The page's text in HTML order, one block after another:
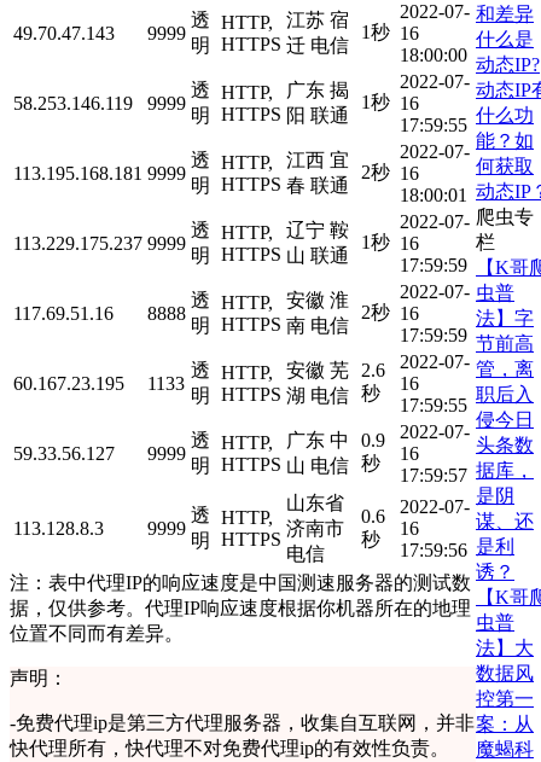
49.70.47.143 9999
透
明
HTTP,
HTTPS
江苏 宿
迁 电信
1秒
2022-07-
16
18:00:00
58.253.146.119 9999
透
明
HTTP,
HTTPS
广东 揭
阳 联通
1秒
2022-07-
16
17:59:55
113.195.168.181 9999
透
明
HTTP,
HTTPS
江西 宜
春 联通
2秒
2022-07-
16
18:00:01
113.229.175.237 9999
透
明
HTTP,
HTTPS
辽宁 鞍
山 联通
1秒
2022-07-
16
17:59:59
117.69.51.16 8888
透
明
HTTP,
HTTPS
安徽 淮
南 电信
2秒
2022-07-
16
17:59:59
60.167.23.195 1133
透
明
HTTP,
HTTPS
安徽 芜
湖 电信
2.6
秒
2022-07-
16
17:59:55
59.33.56.127 9999
透
明
HTTP,
HTTPS
广东 中
山 电信
0.9
秒
2022-07-
16
17:59:57
113.128.8.3 9999
透
明
HTTP,
HTTPS
山东省
济南市
电信
0.6
秒
2022-07-
16
17:59:56
注：表中代理IP的响应速度是中国测速服务器的测试数
据，仅供参考。代理IP响应速度根据你机器所在的地理
位置不同而有差异。
声明：
-免费代理ip是第三方代理服务器，收集自互联网，并非
快代理所有，快代理不对免费代理ip的有效性负责。
和差异
什么是
动态IP?
动态IP
什么功
能？如
何获取
动态IP
爬虫专
栏
【K哥
虫普
法】字
节前高
管，离
职后入
侵今日
头条数
据库，
是阴
谋、还
是利
诱？
【K哥
虫普
法】大
数据风
控第一
案：从
魔蝎科